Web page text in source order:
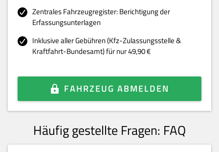
Zentrales Fahrzeugregister: Berichtigung der
Erfassungsunterlagen
Inklusive aller Gebühren (Kfz-Zulassungsstelle &
Kraftfahrt-Bundesamt) für nur 49,90 €
FAHRZEUG ABMELDEN
Häufig gestellte Fragen: FAQ